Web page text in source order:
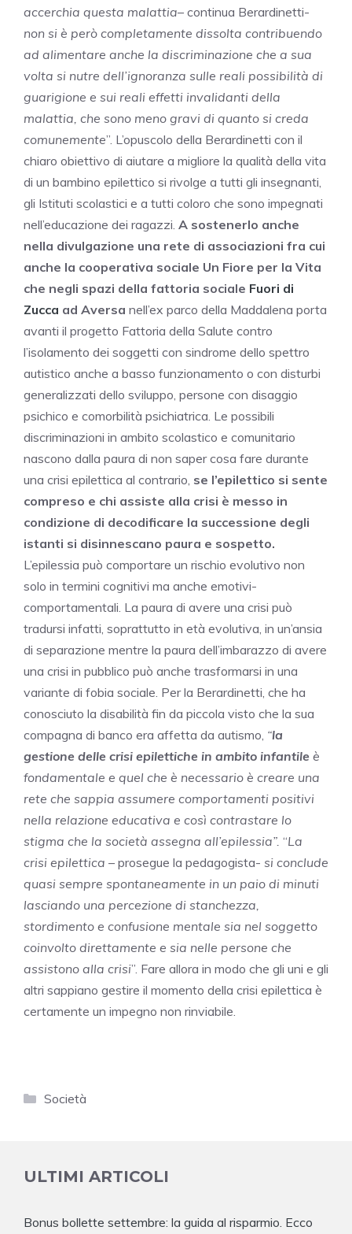
accerchia questa malattia– continua Berardinetti-
non si è però completamente dissolta contribuendo
ad alimentare anche la discriminazione che a sua
volta si nutre dell’ignoranza sulle reali possibilità di
guarigione e sui reali effetti invalidanti della
malattia, che sono meno gravi di quanto si creda
comunemente”. L’opuscolo della Berardinetti con il
chiaro obiettivo di aiutare a migliore la qualità della vita
di un bambino epilettico si rivolge a tutti gli insegnanti,
gli Istituti scolastici e a tutti coloro che sono impegnati
nell’educazione dei ragazzi. A sostenerlo anche
nella divulgazione una rete di associazioni fra cui
anche la cooperativa sociale Un Fiore per la Vita
che negli spazi della fattoria sociale Fuori di
Zucca ad Aversa nell’ex parco della Maddalena porta
avanti il progetto Fattoria della Salute contro
l’isolamento dei soggetti con sindrome dello spettro
autistico anche a basso funzionamento o con disturbi
generalizzati dello sviluppo, persone con disaggio
psichico e comorbilità psichiatrica. Le possibili
discriminazioni in ambito scolastico e comunitario
nascono dalla paura di non saper cosa fare durante
una crisi epilettica al contrario, se l’epilettico si sente
compreso e chi assiste alla crisi è messo in
condizione di decodificare la successione degli
istanti si disinnescano paura e sospetto.
L’epilessia può comportare un rischio evolutivo non
solo in termini cognitivi ma anche emotivi-
comportamentali. La paura di avere una crisi può
tradursi infatti, soprattutto in età evolutiva, in un’ansia
di separazione mentre la paura dell’imbarazzo di avere
una crisi in pubblico può anche trasformarsi in una
variante di fobia sociale. Per la Berardinetti, che ha
conosciuto la disabilità fin da piccola visto che la sua
compagna di banco era affetta da autismo, “la
gestione delle crisi epilettiche in ambito infantile è
fondamentale e quel che è necessario è creare una
rete che sappia assumere comportamenti positivi
nella relazione educativa e così contrastare lo
stigma che la società assegna all’epilessia”. “La
crisi epilettica – prosegue la pedagogista- si conclude
quasi sempre spontaneamente in un paio di minuti
lasciando una percezione di stanchezza,
stordimento e confusione mentale sia nel soggetto
coinvolto direttamente e sia nelle persone che
assistono alla crisi”. Fare allora in modo che gli uni e gli
altri sappiano gestire il momento della crisi epilettica è
certamente un impegno non rinviabile.
Categorie
Società
ULTIMI ARTICOLI
Bonus bollette settembre: la guida al risparmio. Ecco